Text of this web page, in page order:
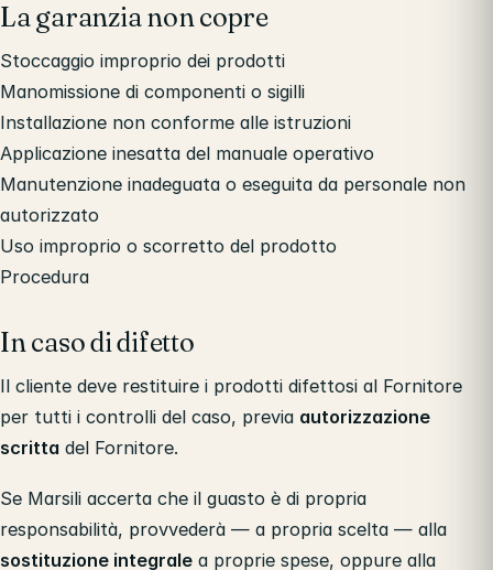
La garanzia non copre
Stoccaggio improprio dei prodotti
Manomissione di componenti o sigilli
Installazione non conforme alle istruzioni
Applicazione inesatta del manuale operativo
Manutenzione inadeguata o eseguita da personale non
autorizzato
Uso improprio o scorretto del prodotto
Procedura
In caso di difetto
Il cliente deve restituire i prodotti difettosi al Fornitore
per tutti i controlli del caso, previa autorizzazione
scritta del Fornitore.
Se Marsili accerta che il guasto è di propria
responsabilità, provvederà — a propria scelta — alla
sostituzione integrale a proprie spese, oppure alla